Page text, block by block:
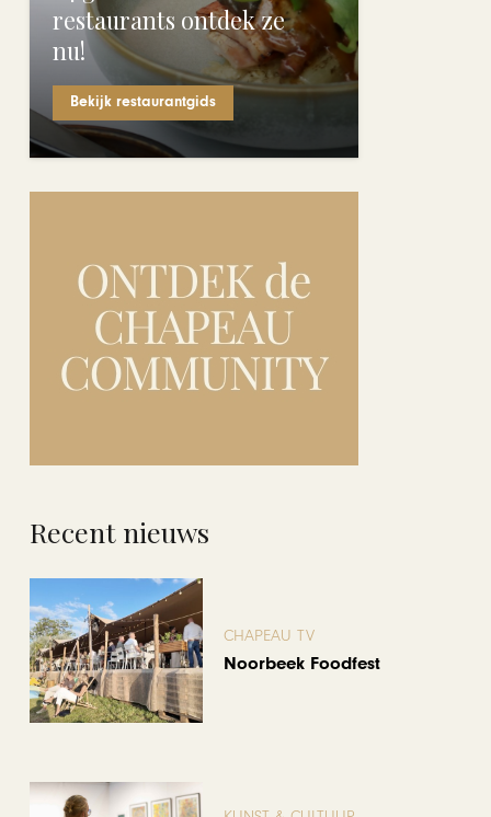
restaurants ontdek ze
nu!
Bekijk restaurantgids
Recent nieuws
CHAPEAU TV
Noorbeek Foodfest